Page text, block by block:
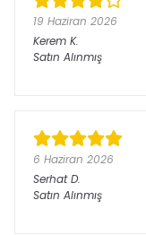
19 Haziran 2026
Kerem K.
Satın Alınmış
6 Haziran 2026
Serhat D.
Satın Alınmış